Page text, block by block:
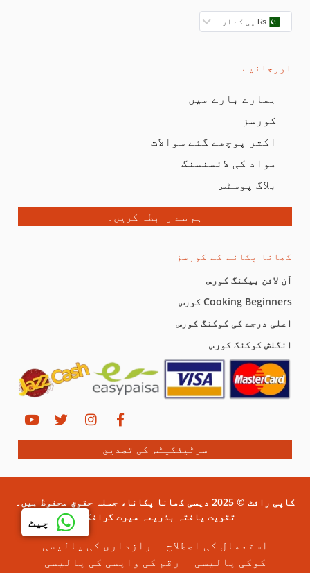
چیٹ
₨ پی کے آر
اورجانیے
ہمارے بارے میں
کورسز
اکثر پوچھے گئے سوالات
مواد کی لائسنسنگ
بلاگ پوسٹس
ہم سے رابطہ کریں۔
کھانا پکانے کے کورسز
آن لائن بیکنگ کورس
Cooking Beginners کورس
اعلی درجے کی کوکنگ کورس
انگلش کوکنگ کورس
سرٹیفکیٹس کی تصدیق
کاپی رائٹ © 2025 دیسی کھانا پکانا، جملہ حقوق محفوظ ہیں۔
تقویت یافتہ بذریعہ سیرت گرافکس۔
استعمال کی اصطلاح
رازداری کی پالیسی
کوکی پالیسی
رقم کی واپسی کی پالیسی